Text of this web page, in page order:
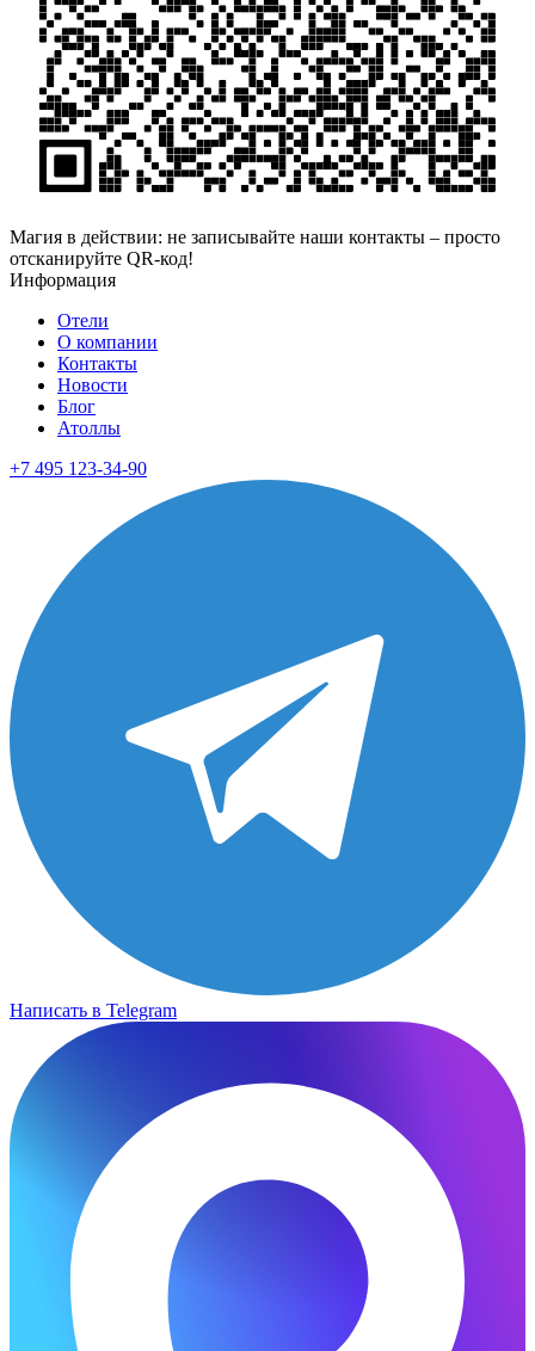
Магия в действии: не записывайте наши контакты – просто
отсканируйте QR-код!
Информация
Отели
О компании
Контакты
Новости
Блог
Атоллы
+7 495 123-34-90
Написать в Telegram